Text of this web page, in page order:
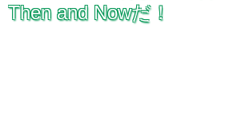
Then and Nowだ！